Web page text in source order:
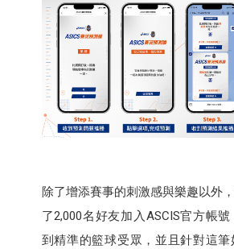
除了增添賽事的刺激感與樂趣以外
了2,000名好友加入ASCIS官方帳
到精準的籃球受眾，並且針對這